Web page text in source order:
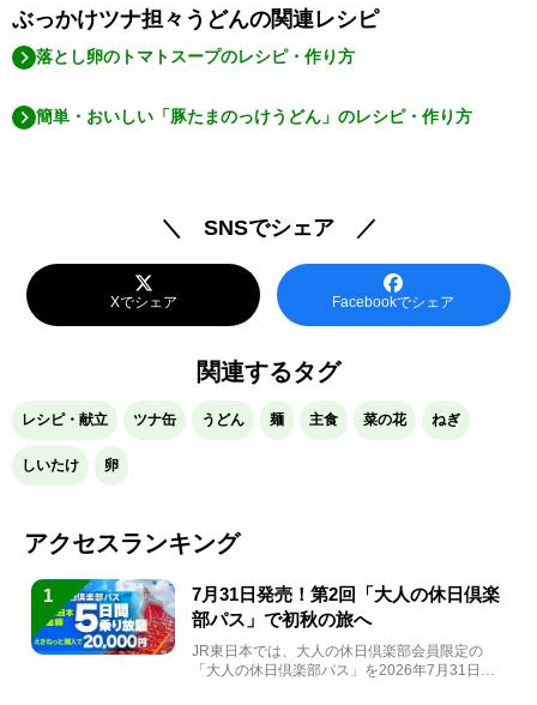
ぶっかけツナ担々うどんの関連レシピ
落とし卵のトマトスープのレシピ・作り方
簡単・おいしい「豚たまのっけうどん」のレシピ・作り方
＼ SNSでシェア ／
Xでシェア Facebookでシェア
関連するタグ
レシピ・献立 ツナ缶 うどん 麺 主食 菜の花 ねぎ
しいたけ 卵
アクセスランキング
1
7月31日発売！第2回「大人の休日倶楽
部パス」で初秋の旅へ
JR東日本では、大人の休日倶楽部会員限定の
「大人の休日倶楽部パス」を2026年7月31日